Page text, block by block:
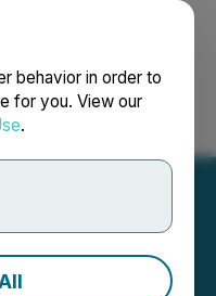
behavior in order to
for you. View our
.
Français